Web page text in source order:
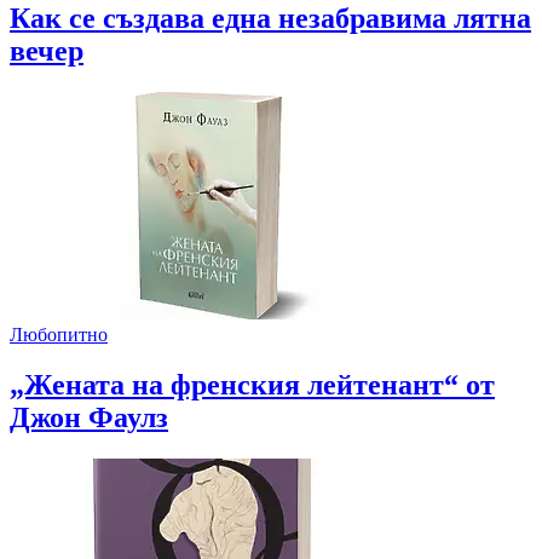
Как се създава една незабравима лятна
вечер
Любопитно
„Жената на френския лейтенант“ от
Джон Фаулз